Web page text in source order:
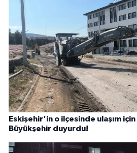
Eskişehir'in o ilçesinde ulaşım
Büyükşehir duyurdu!